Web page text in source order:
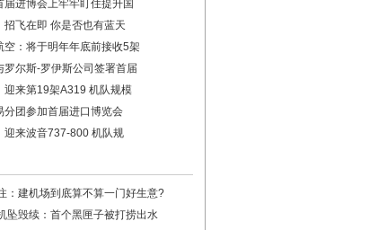
届进博会上牢牢盯住提升国
招飞在即 你是否也有蓝天
空：将于明年年底前接收5架
罗尔斯-罗伊斯公司签署首届
迎来第19架A319 机队规模
分团参加首届进口博览会
迎来波音737-800 机队规
：建机场到底算不算一门好生意?
坠毁续：首个黑匣子被打捞出水